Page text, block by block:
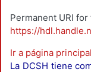
Permanent URI
https://
Ir a página
La DCSH tiene